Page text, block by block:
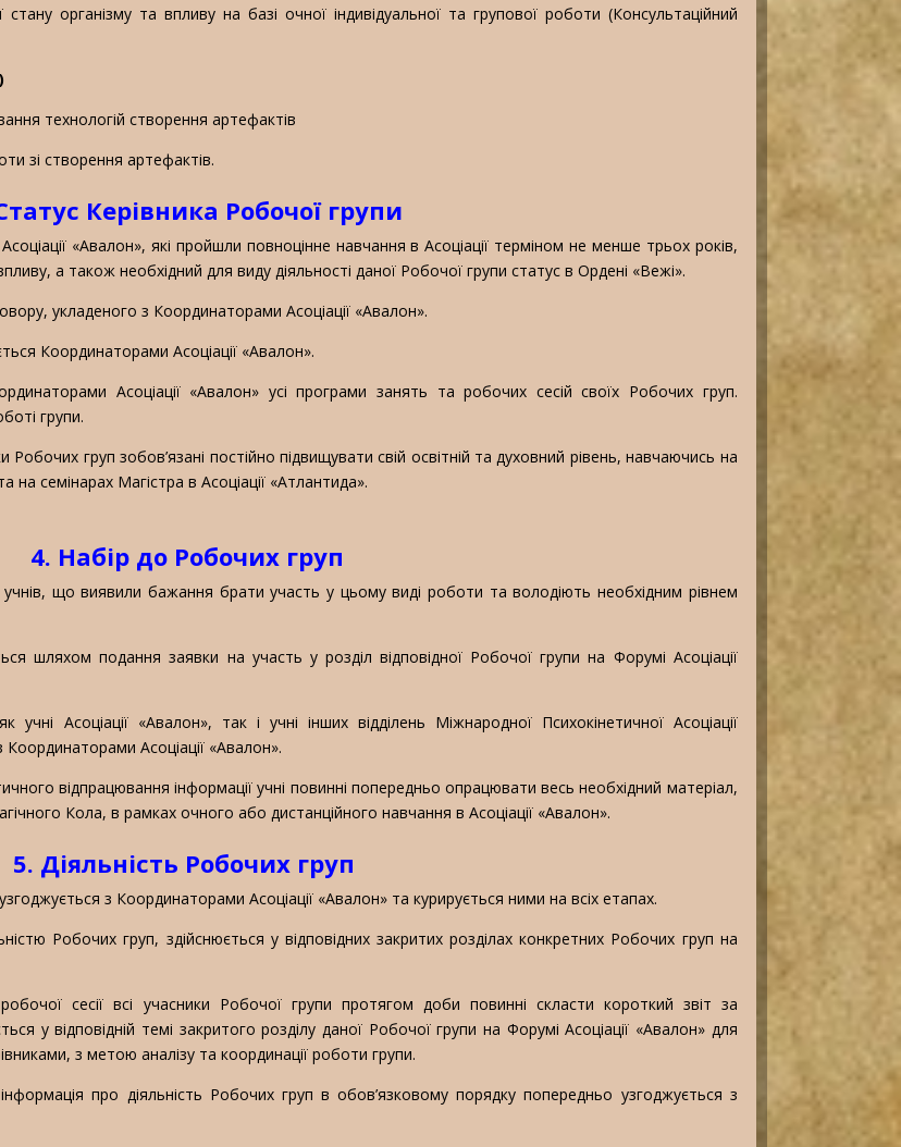
стану організму та впливу на базі очної індивідуальної та групової роботи (Консультаційний
технологій створення артефактів
зі створення артефактів.
Керівника Робочої групи
«Авалон», які пройшли повноцінне навчання в Асоціації терміном не менше трьох років,
а також необхідний для виду діяльності даної Робочої групи статус в Ордені «Вежі».
укладеного з Координаторами Асоціації «Авалон».
Координаторами Асоціації «Авалон».
Асоціації «Авалон» усі програми занять та робочих сесій своїх Робочих груп.
групи.
груп зобов’язані постійно підвищувати свій освітній та духовний рівень, навчаючись на
на семінарах Магістра в Асоціації «Атлантида».
4. Набір до Робочих груп
що виявили бажання брати участь у цьому виді роботи та володіють необхідним рівнем
шляхом подання заявки на участь у розділ відповідної Робочої групи на Форумі Асоціації
Асоціації «Авалон», так і учні інших відділень Міжнародної Психокінетичної Асоціації
Асоціації «Авалон».
відпрацювання інформації учні повинні попередньо опрацювати весь необхідний матеріал,
Кола, в рамках очного або дистанційного навчання в Асоціації «Авалон».
5. Діяльність Робочих груп
з Координаторами Асоціації «Авалон» та курирується ними на всіх етапах.
Робочих груп, здійснюється у відповідних закритих розділах конкретних Робочих груп на
сесії всі учасники Робочої групи протягом доби повинні скласти короткий звіт за
у відповідній темі закритого розділу даної Робочої групи на Форумі Асоціації «Авалон» для
з метою аналізу та координації роботи групи.
про діяльність Робочих груп в обов’язковому порядку попередньо узгоджується з